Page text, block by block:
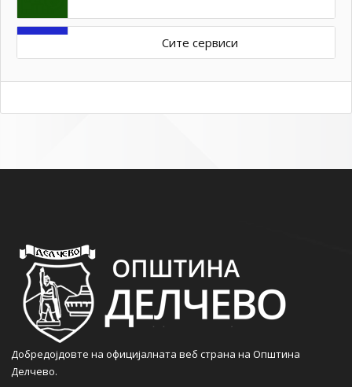
Сите сервиси
Добредојдовте на официјалната веб страна на Општина
Делчево.